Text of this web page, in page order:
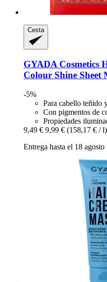
Cesta
GYADA Cosmetics
Colour Shine Sheet
-5%
Para cabello teñido
Con pigmentos de
Propiedades
9,49 € 9,99 € (158,17 € / l)
Entrega hasta el 18 agosto